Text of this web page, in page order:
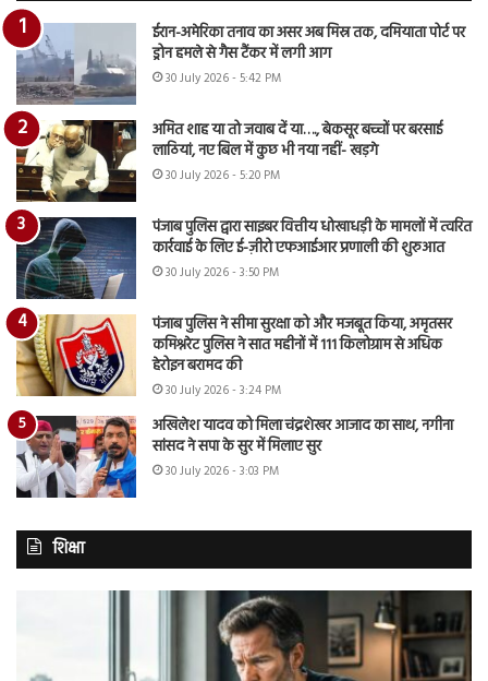
ईरान-अमेरिका तनाव का असर अब मिस्र तक, दमियाता पोर्ट पर
ड्रोन हमले से गैस टैंकर में लगी आग
30 July 2026 - 5:42 PM
अमित शाह या तो जवाब दें या…., बेकसूर बच्चों पर बरसाई
लाठियां, नए बिल में कुछ भी नया नहीं- खड़गे
30 July 2026 - 5:20 PM
पंजाब पुलिस द्वारा साइबर वित्तीय धोखाधड़ी के मामलों में त्वरित
कार्रवाई के लिए ई-ज़ीरो एफआईआर प्रणाली की शुरुआत
30 July 2026 - 3:50 PM
पंजाब पुलिस ने सीमा सुरक्षा को और मजबूत किया, अमृतसर
कमिश्नरेट पुलिस ने सात महीनों में 111 किलोग्राम से अधिक
हेरोइन बरामद की
30 July 2026 - 3:24 PM
अखिलेश यादव को मिला चंद्रशेखर आजाद का साथ, नगीना
सांसद ने सपा के सुर में मिलाए सुर
30 July 2026 - 3:03 PM
शिक्षा